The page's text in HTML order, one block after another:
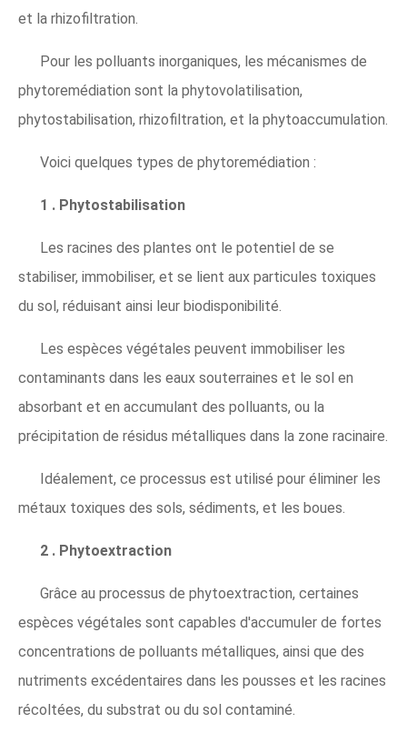
et la rhizofiltration.
Pour les polluants inorganiques, les mécanismes de
phytoremédiation sont la phytovolatilisation,
phytostabilisation, rhizofiltration, et la phytoaccumulation.
Voici quelques types de phytoremédiation :
1 . Phytostabilisation
Les racines des plantes ont le potentiel de se
stabiliser, immobiliser, et se lient aux particules toxiques
du sol, réduisant ainsi leur biodisponibilité.
Les espèces végétales peuvent immobiliser les
contaminants dans les eaux souterraines et le sol en
absorbant et en accumulant des polluants, ou la
précipitation de résidus métalliques dans la zone racinaire.
Idéalement, ce processus est utilisé pour éliminer les
métaux toxiques des sols, sédiments, et les boues.
2 . Phytoextraction
Grâce au processus de phytoextraction, certaines
espèces végétales sont capables d'accumuler de fortes
concentrations de polluants métalliques, ainsi que des
nutriments excédentaires dans les pousses et les racines
récoltées, du substrat ou du sol contaminé.